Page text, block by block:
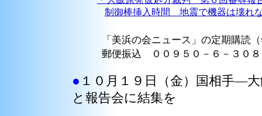
制御棒挿入時間 地震で機器は壊れ
「美浜の会ニュース」の定期購読（
郵便振込 ００９５０－６－３０８
● １０月１９日（金）国相手―
と報告会に結集を